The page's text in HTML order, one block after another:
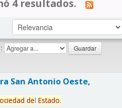
4 resultados.
San Antonio Oeste,
del Estado.